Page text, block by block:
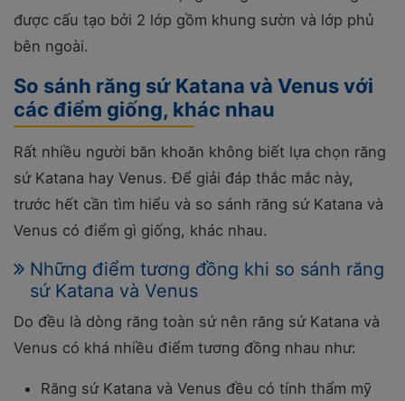
được cấu tạo bởi 2 lớp gồm khung sườn và lớp phủ
bên ngoài.
So sánh răng sứ Katana và Venus với
các điểm giống, khác nhau
Rất nhiều người băn khoăn không biết lựa chọn răng
sứ Katana hay Venus. Để giải đáp thắc mắc này,
trước hết cần tìm hiểu và so sánh răng sứ Katana và
Venus có điểm gì giống, khác nhau.
Những điểm tương đồng khi so sánh răng
sứ Katana và Venus
Do đều là dòng răng toàn sứ nên răng sứ Katana và
Venus có khá nhiều điểm tương đồng nhau như:
Răng sứ Katana và Venus đều có tính thẩm mỹ